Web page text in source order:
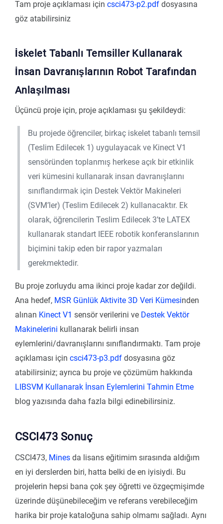
Tam proje açıklaması için csci473-p2.pdf dosyasına
göz atabilirsiniz
İskelet Tabanlı Temsiller Kullanarak
İnsan Davranışlarının Robot Tarafından
Anlaşılması
Üçüncü proje için, proje açıklaması şu şekildeydi:
Bu projede öğrenciler, birkaç iskelet tabanlı temsil
(Teslim Edilecek 1) uygulayacak ve Kinect V1
sensöründen toplanmış herkese açık bir etkinlik
veri kümesini kullanarak insan davranışlarını
sınıflandırmak için Destek Vektör Makineleri
(SVM’ler) (Teslim Edilecek 2) kullanacaktır. Ek
olarak, öğrencilerin Teslim Edilecek 3’te LATEX
kullanarak standart IEEE robotik konferanslarının
biçimini takip eden bir rapor yazmaları
gerekmektedir.
Bu proje zorluydu ama ikinci proje kadar zor değildi.
Ana hedef, MSR Günlük Aktivite 3D Veri Kümesinden
alınan Kinect V1 sensör verilerini ve Destek Vektör
Makinelerini kullanarak belirli insan
eylemlerini/davranışlarını sınıflandırmaktı. Tam proje
açıklaması için csci473-p3.pdf dosyasına göz
atabilirsiniz; ayrıca bu proje ve çözümüm hakkında
LIBSVM Kullanarak İnsan Eylemlerini Tahmin Etme
blog yazısında daha fazla bilgi edinebilirsiniz.
CSCI473 Sonuç
CSCI473, Mines da lisans eğitimim sırasında aldığım
en iyi derslerden biri, hatta belki de en iyisiydi. Bu
projelerin hepsi bana çok şey öğretti ve özgeçmişimde
üzerinde düşünebileceğim ve referans verebileceğim
harika bir proje kataloğuna sahip olmamı sağladı. Aynı